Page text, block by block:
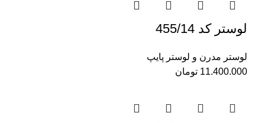
لوستر کد 455/14
لوستر مدرن و لوستر پایپ
11.400.000 تومان